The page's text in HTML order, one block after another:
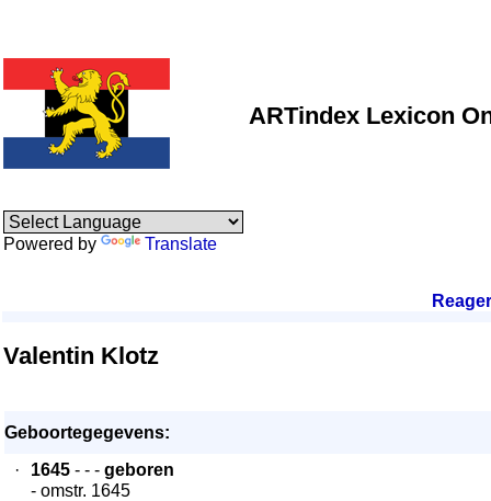
ARTindex Lexicon
Powered by Translate
Valentin Klotz
Geboortegegevens:
·
1645 - - - geboren
- omstr. 1645